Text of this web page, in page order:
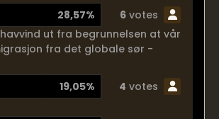
28,57%
6 votes
ut fra begrunnelsen at vår
fra det globale sør -
19,05%
4 votes